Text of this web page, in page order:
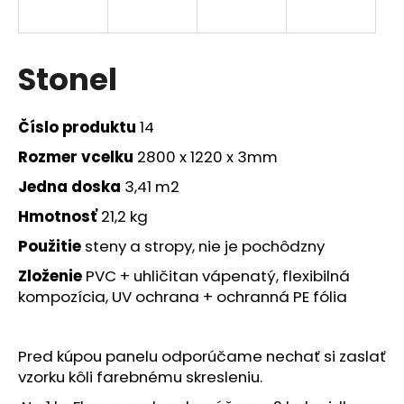
Stonel
Číslo produktu 14
Rozmer vcelku 2800 x 1220 x 3mm
Jedna doska 3,41 m2
Hmotnosť21,2 kg
Použitie steny a stropy, nie je pochôdzny
Zloženie PVC + uhličitan vápenatý, flexibilná
kompozícia, UV ochrana + ochranná PE fólia
Pred kúpou panelu odporúčame nechať si zaslať
vzorku kôli farebnému skresleniu.
s
ť
?
O
d
o
r
ú